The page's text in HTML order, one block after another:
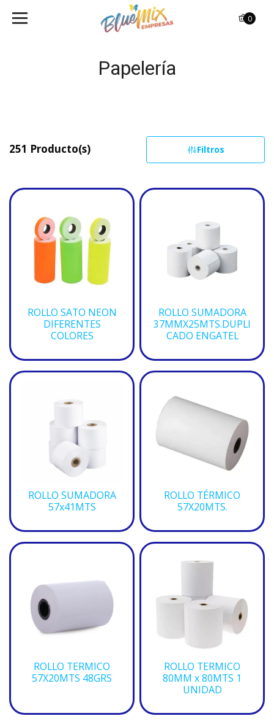
0
Papelería
251 Producto(s) Filtros
ROLLO SATO NEON
DIFERENTES
COLORES
ROLLO SUMADORA
37MMX25MTS.DUPLI
CADO ENGATEL
ROLLO SUMADORA
57x41MTS
ROLLO TÉRMICO
57X20MTS.
ROLLO TERMICO
57X20MTS 48GRS
ROLLO TERMICO
80MM x 80MTS 1
UNIDAD